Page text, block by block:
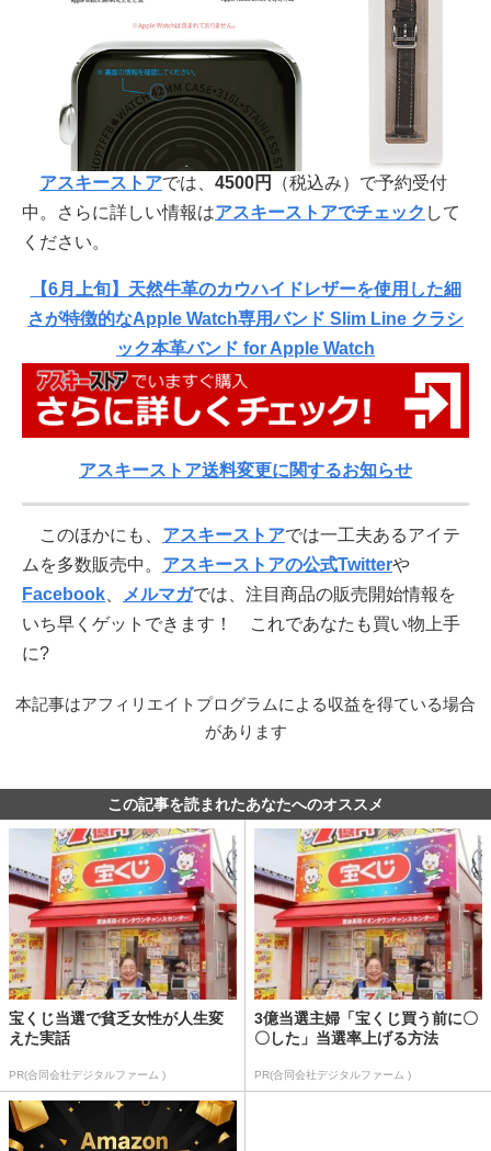
アスキーストアでは、 4500円
（税込み）で予約受付
中。さらに詳しい情報はアスキーストアでチェック して
ください。
【6月上旬】天然牛革のカウハイドレザーを使用した細
さが特徴的なApple Watch専用バンド Slim Line クラシ
ック本革バンド for Apple Watch
アスキーストア送料変更に関するお知らせ
このほかにも、 アスキーストアでは一工夫あるアイテ
ムを多数販売中。 アスキーストアの公式Twitterや
Facebook
メルマガでは、注目商品の販売開始情報を
いち早くゲットできます！ これであなたも買い物上手
に?
本記事はアフィリエイトプログラムによる収益を得ている場合
があります
この記事を読まれたあなたへのオススメ
宝くじ当選で貧乏女性が人生変
えた実話
PR(合同会社デジタルファーム )
3億当選主婦「宝くじ買う前に〇
〇した」当選率上げる方法
PR(合同会社デジタルファーム )